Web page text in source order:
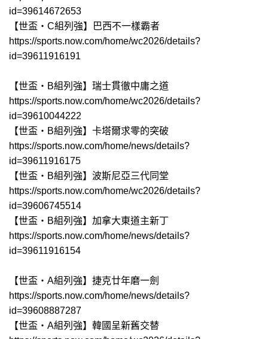
id=39614672653
【世盃‧C組列強】巴西不一樣霸者
https://sports.now.com/home/wc2026/details?
id=39611916191
【世盃‧B組列強】瑞士貫徹中庸之道
https://sports.now.com/home/wc2026/details?
id=39610044222
【世盃‧B組列強】卡塔爾求零的突破
https://sports.now.com/home/news/details?
id=39611916175
【世盃‧B組列強】波斯尼亞三代同堂
https://sports.now.com/home/wc2026/details?
id=39606745514
【世盃‧B組列強】加拿大東道主新丁
https://sports.now.com/home/news/details?
id=39611916154
【世盃‧A組列強】捷克廿年磨一劍
https://sports.now.com/home/news/details?
id=39608887287
【世盃‧A組列強】韓國呈新舊交替